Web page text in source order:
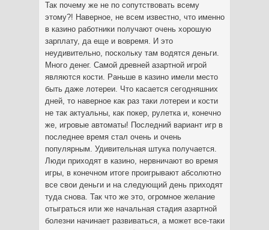
Так почему же не по сопутствовать всему
этому?! Наверное, не всем известно, что именно
в казино работники получают очень хорошую
зарплату, да еще и вовремя. И это
неудивительно, поскольку там водятся деньги.
Много денег. Самой древней азартной игрой
являются кости. Раньше в казино имели место
быть даже лотереи. Что касается сегодняшних
дней, то наверное как раз таки лотереи и кости
не так актуальны, как покер, рулетка и, конечно
же, игровые автоматы! Последний вариант игр в
последнее время стал очень и очень
популярным. Удивительная штука получается.
Люди приходят в казино, нервничают во время
игры, в конечном итоге проигрывают абсолютно
все свои деньги и на следующий день приходят
туда снова. Так что же это, огромное желание
отыграться или же начальная стадия азартной
болезни начинает развиваться, а может все-таки